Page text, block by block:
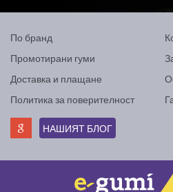
По бранд
Промотирани гуми
Доставка и плащане
Политика за поверителност
НАШИЯТ БЛОГ